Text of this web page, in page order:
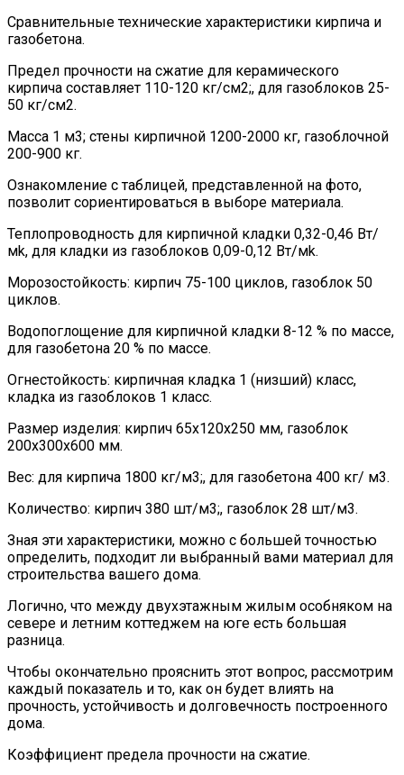
Сравнительные технические характеристики кирпича и
газобетона.
Предел прочности на сжатие для керамического
кирпича составляет 110-120 кг/см2;, для газоблоков 25-
50 кг/см2.
Масса 1 м3; стены кирпичной 1200-2000 кг, газоблочной
200-900 кг.
Ознакомление с таблицей, представленной на фото,
позволит сориентироваться в выборе материала.
Теплопроводность для кирпичной кладки 0,32-0,46 Вт/
мk, для кладки из газоблоков 0,09-0,12 Вт/мk.
Морозостойкость: кирпич 75-100 циклов, газоблок 50
циклов.
Водопоглощение для кирпичной кладки 8-12 % по массе,
для газобетона 20 % по массе.
Огнестойкость: кирпичная кладка 1 (низший) класс,
кладка из газоблоков 1 класс.
Размер изделия: кирпич 65х120х250 мм, газоблок
200х300х600 мм.
Вес: для кирпича 1800 кг/м3;, для газобетона 400 кг/ м3.
Количество: кирпич 380 шт/м3;, газоблок 28 шт/м3.
Зная эти характеристики, можно с большей точностью
определить, подходит ли выбранный вами материал для
строительства вашего дома.
Логично, что между двухэтажным жилым особняком на
севере и летним коттеджем на юге есть большая
разница.
Чтобы окончательно прояснить этот вопрос, рассмотрим
каждый показатель и то, как он будет влиять на
прочность, устойчивость и долговечность построенного
дома.
Коэффициент предела прочности на сжатие.